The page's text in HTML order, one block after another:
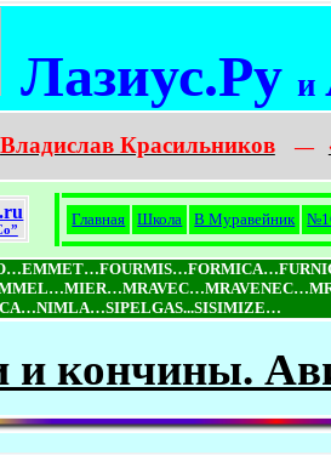
Лазиус.Руи
Владислав Красильников —
Главная Школа В Муравейник
и кончины.